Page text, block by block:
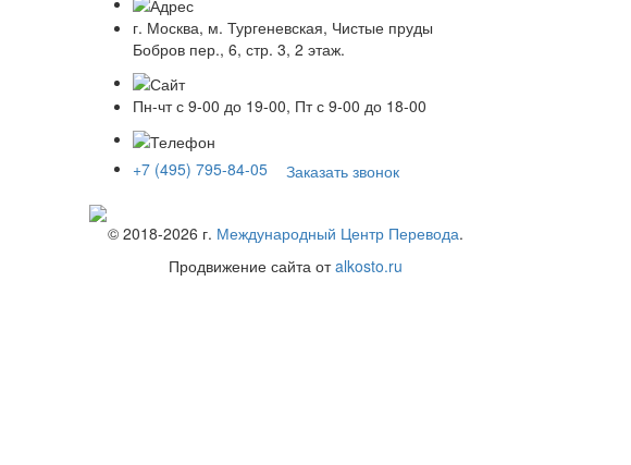
г. Москва, м. Тургеневская, Чистые пруды
Бобров пер., 6, стр. 3, 2 этаж.
Пн-чт с 9-00 до 19-00, Пт с 9-00 до 18-00
+7 (495) 795-84-05 Заказать звонок
© 2018-2026 г. Международный Центр Перевода.
Продвижение сайта отalkosto.ru